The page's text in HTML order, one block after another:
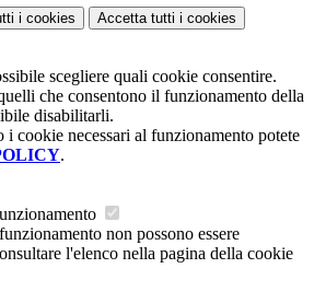
i cookies Accetta tutti i cookies
scegliere quali cookie consentire.
che consentono il funzionamento della
disabilitarli.
i cookie necessari al funzionamento potete
.
non possono essere
l'elenco nella pagina della cookie